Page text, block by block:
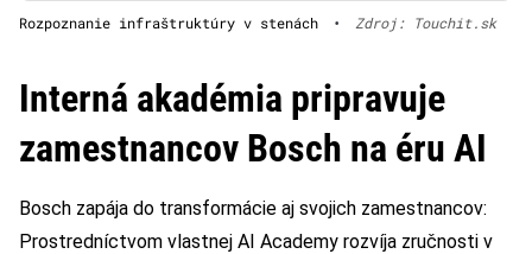
Rozpoznanie infraštruktúry v stenách • Zdroj: Touchit.sk
Interná akadémia pripravuje
zamestnancov Bosch na éru AI
Bosch zapája do transformácie aj svojich zamestnancov:
Prostredníctvom vlastnej AI Academy rozvíja zručnosti v